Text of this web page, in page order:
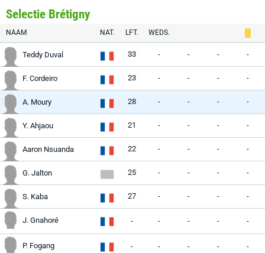
Selectie Brétigny
NAAM NAT. LFT. WEDS.
Teddy Duval 33 - - - -
F. Cordeiro 23 - - - -
A. Moury 28 - - - -
Y. Ahjaou 21 - - - -
Aaron Nsuanda 22 - - - -
G. Jalton 25 - - - -
S. Kaba 27 - - - -
J. Gnahoré - - - - -
P. Fogang - - - - -